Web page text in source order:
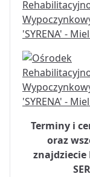
Terminy i
oraz
znajdziecie